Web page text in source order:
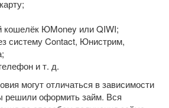
кошелёк ЮMoney или QIWI;
систему Contact, Юнистрим,
и т. д.
могут отличаться в зависимости
решили оформить займ. Вся